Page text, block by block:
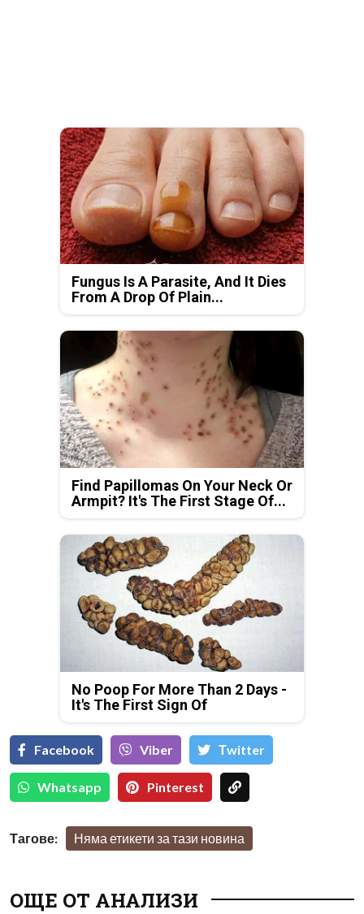
Fungus Is A Parasite, And It Dies
From A Drop Of Plain...
Find Papillomas On Your Neck Or
Armpit? It's The First Stage Of...
No Poop For More Than 2 Days -
It's The First Sign Of
Facebook Viber Тwitter
Whatsapp Pinterest
Тагове: Няма етикети за тази новина
ОЩЕ ОТ АНАЛИЗИ